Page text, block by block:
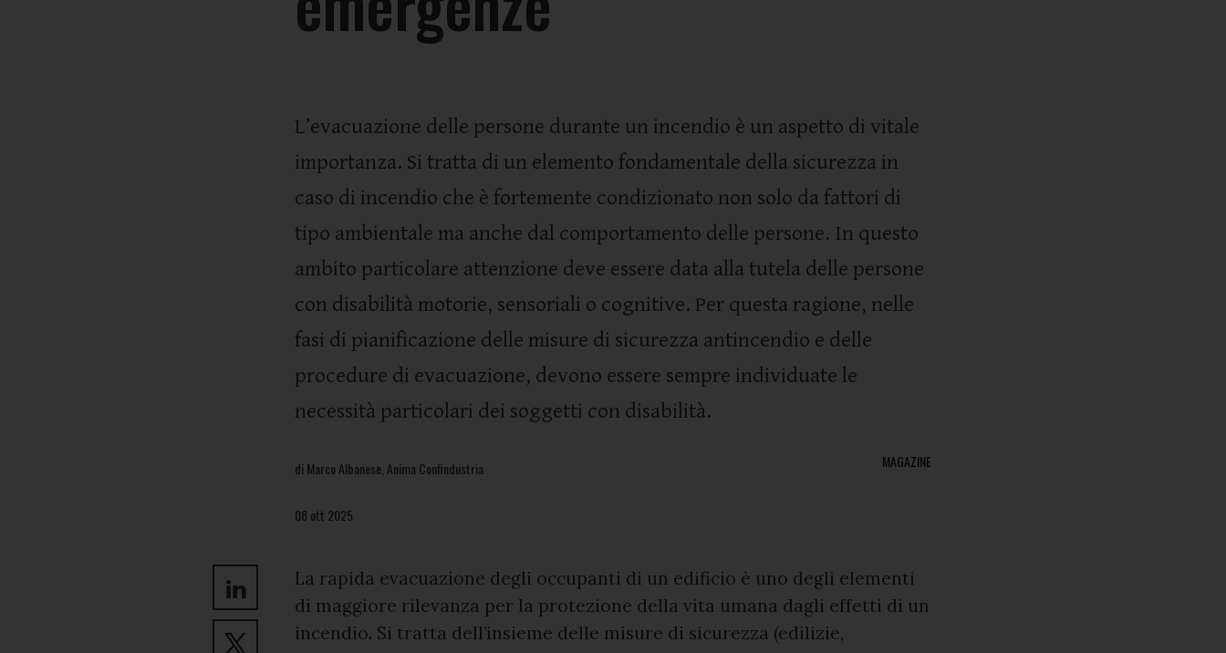
L’evacuazione delle persone durante un incendio è un aspetto di vitale
importanza. Si tratta di un elemento fondamentale della sicurezza in
caso di incendio che è fortemente condizionato non solo da fattori di
tipo ambientale ma anche dal comportamento delle persone. In questo
ambito particolare attenzione deve essere data alla tutela delle persone
con disabilità motorie, sensoriali o cognitive. Per questa ragione, nelle
fasi di pianificazione delle misure di sicurezza antincendio e delle
procedure di evacuazione, devono essere sempre individuate le
necessità particolari dei soggetti con disabilità.
di Marco Albanese, Anima Confindustria MAGAZINE
08 ott 2025
La rapida evacuazione degli occupanti di un edificio è uno degli elementi
di maggiore rilevanza per la protezione della vita umana dagli effetti di un
incendio. Si tratta dell’insieme delle misure di sicurezza (edilizie,